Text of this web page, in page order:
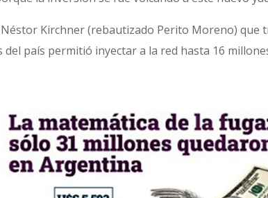
Kirchner (rebautizado Perito Moreno) que
país permitió inyectar a la red hasta 16